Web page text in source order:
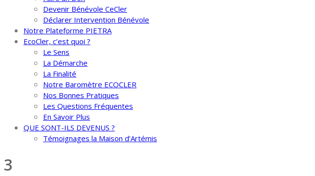
Devenir Bénévole CeCler
Déclarer Intervention Bénévole
Notre Plateforme PIETRA
EcoCler, c’est quoi ?
Le Sens
La Démarche
La Finalité
Notre Baromètre ECOCLER
Nos Bonnes Pratiques
Les Questions Fréquentes
En Savoir Plus
QUE SONT-ILS DEVENUS ?
Témoignages la Maison d’Artémis
3